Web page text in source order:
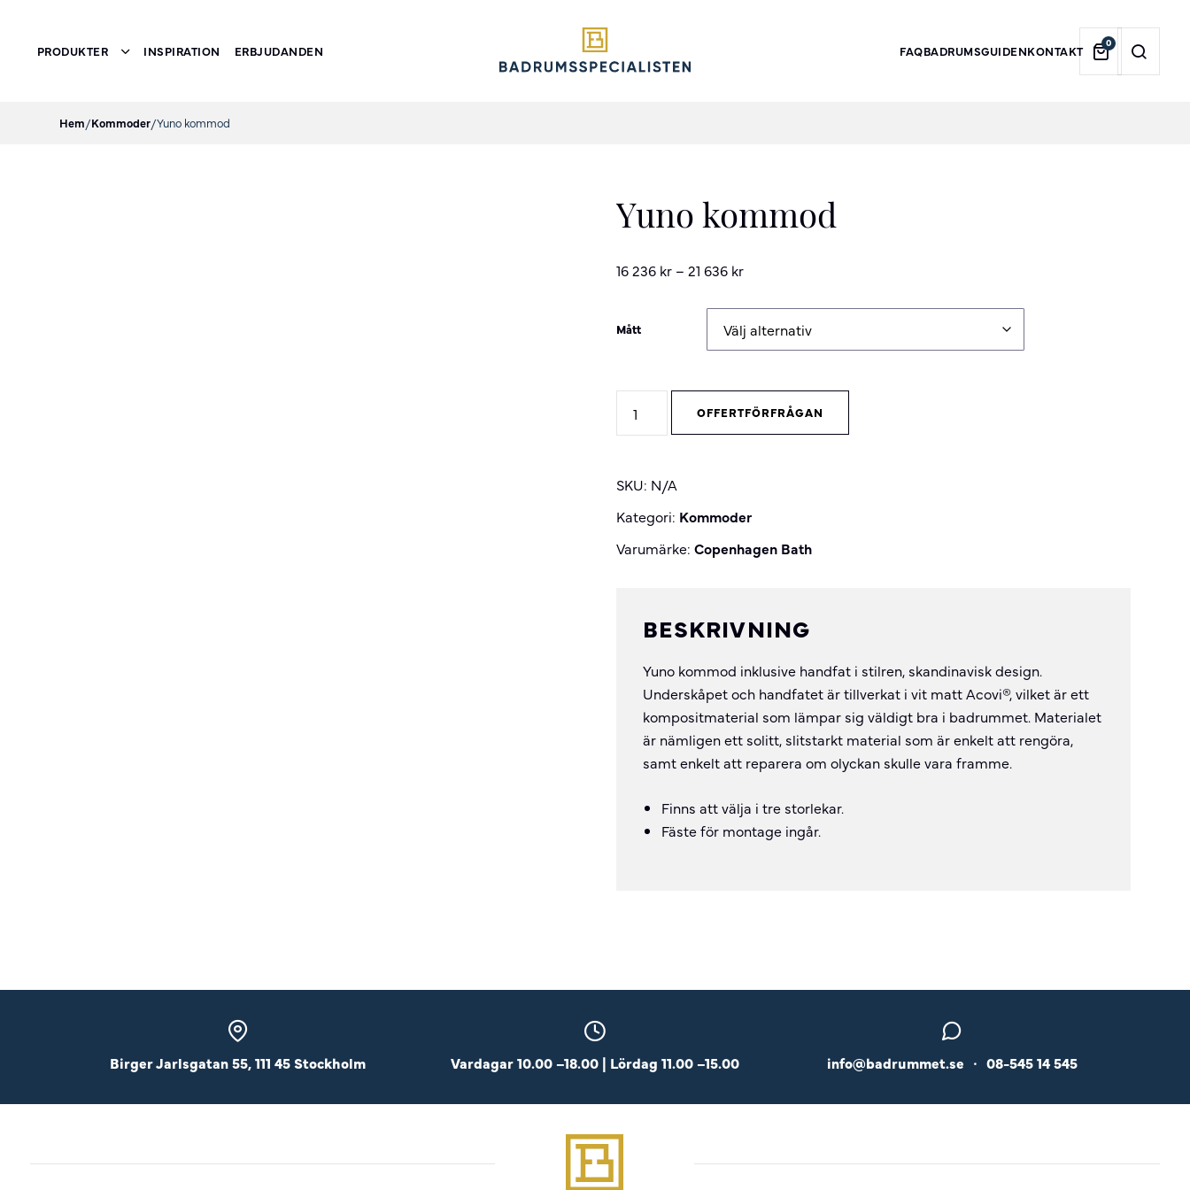
PRODUKTER Toggle submenu
INSPIRATION ERBJUDANDEN FAQBADRUMSGUIDENKONTAKT
0
Hem/Kommoder/Yuno kommod
Yuno kommod
16 236 kr –21 636 kr
Mått
kommod
OFFERTFÖRFRÅGAN
SKU: N/A
Kategori: Kommoder
Varumärke:Copenhagen Bath
BESKRIVNING
Yuno kommod inklusive handfat i stilren, skandinavisk design.
Underskåpet och handfatet är tillverkat i vit matt Acovi®, vilket är ett
kompositmaterial som lämpar sig väldigt bra i badrummet. Materialet
är nämligen ett solitt, slitstarkt material som är enkelt att rengöra,
samt enkelt att reparera om olyckan skulle vara framme.
Finns att välja i tre storlekar.
Fäste för montage ingår.
Birger Jarlsgatan 55, 111 45 Stockholm Vardagar 10.00 –18.00 | Lördag 11.00 –15.00 info@badrummet.se • 08-545 14 545